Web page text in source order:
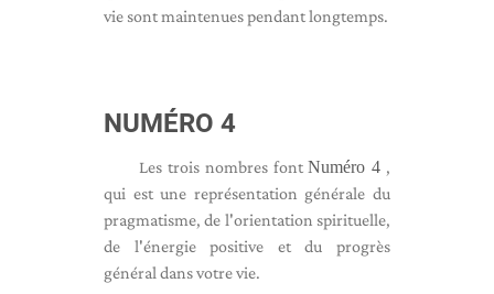
vie sont maintenues pendant longtemps.
NUMÉRO 4
Les trois nombres fontNuméro 4 ,
qui est une représentation générale du
pragmatisme, de l'orientation spirituelle,
de l'énergie positive et du progrès
général dans votre vie.